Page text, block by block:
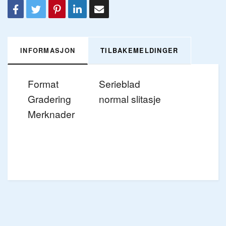
INFORMASJON TILBAKEMELDINGER
Format
Serieblad
Gradering
normal slitasje
Merknader